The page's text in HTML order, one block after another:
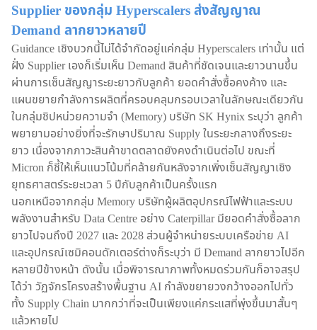
Supplier ของกลุ่ม Hyperscalers ส่งสัญญาณ
Demand ลากยาวหลายปี
Guidance เชิงบวกนี้ไม่ได้จำกัดอยู่แค่กลุ่ม Hyperscalers เท่านั้น แต่
ฝั่ง Supplier เองก็เริ่มเห็น Demand สินค้าที่ชัดเจนและยาวนานขึ้น
ผ่านการเซ็นสัญญาระยะยาวกับลูกค้า ยอดคำสั่งซื้อคงค้าง และ
แผนขยายกำลังการผลิตที่ครอบคลุมกรอบเวลาในลักษณะเดียวกัน
ในกลุ่มชิปหน่วยความจำ (Memory) บริษัท SK Hynix ระบุว่า ลูกค้า
พยายามอย่างยิ่งที่จะรักษาปริมาณ Supply ในระยะกลางถึงระยะ
ยาว เนื่องจากภาวะสินค้าขาดตลาดยังคงดำเนินต่อไป ขณะที่
Micron ก็ชี้ให้เห็นแนวโน้มที่คล้ายกันหลังจากเพิ่งเซ็นสัญญาเชิง
ยุทธศาสตร์ระยะเวลา 5 ปีกับลูกค้าเป็นครั้งแรก
นอกเหนือจากกลุ่ม Memory บริษัทผู้ผลิตอุปกรณ์ไฟฟ้าและระบบ
พลังงานสำหรับ Data Centre อย่าง Caterpillar มียอดคำสั่งซื้อลาก
ยาวไปจนถึงปี 2027 และ 2028 ส่วนผู้จำหน่ายระบบเครือข่าย AI
และอุปกรณ์เซมิคอนดักเตอร์ต่างก็ระบุว่า มี Demand ลากยาวไปอีก
หลายปีข้างหน้า ดังนั้น เมื่อพิจารณาภาพทั้งหมดร่วมกันก็อาจสรุป
ได้ว่า วัฏจักรโครงสร้างพื้นฐาน AI กำลังขยายวงกว้างออกไปทั่ว
ทั้ง Supply Chain มากกว่าที่จะเป็นเพียงแค่กระแสที่พุ่งขึ้นมาสั้นๆ
แล้วหายไป